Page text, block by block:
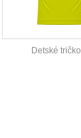
Detské tričko